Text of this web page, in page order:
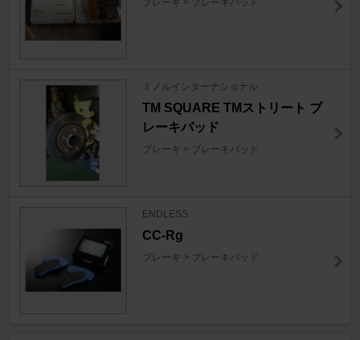
ブレーキ > ブレーキパッド
ミノルインターナショナル
TM SQUARE TMストリート ブ
レーキパッド
ブレーキ > ブレーキパッド
ENDLESS
CC-Rg
ブレーキ > ブレーキパッド